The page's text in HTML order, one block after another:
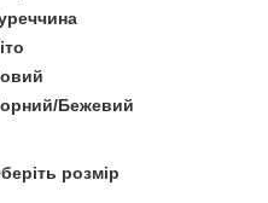
Бежевий
розмір